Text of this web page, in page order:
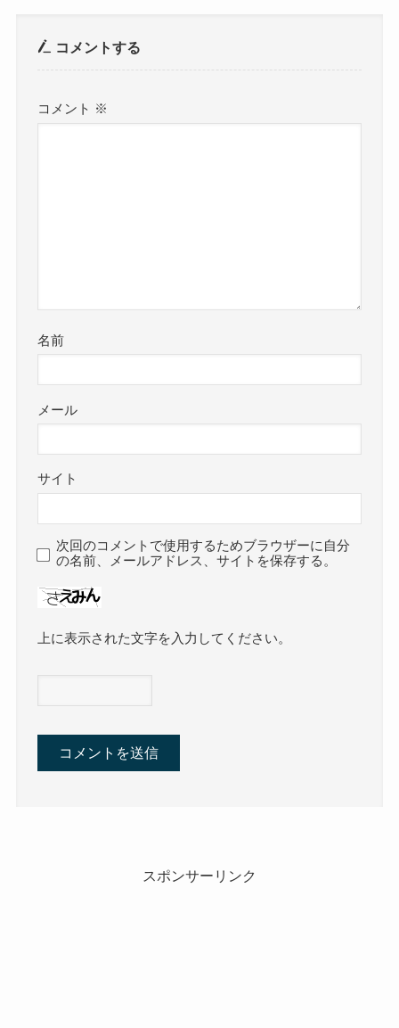
コメントする
コメント ※
名前
メール
サイト
次回のコメントで使用するためブラウザーに自分
の名前、メールアドレス、サイトを保存する。
上に表示された文字を入力してください。
スポンサーリンク